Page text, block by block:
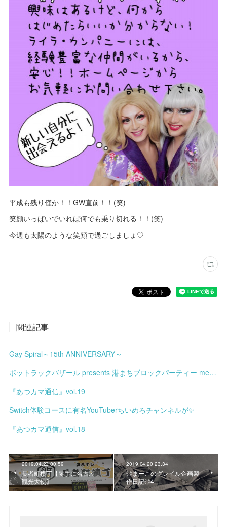
平成も残り僅か！！GW直前！！(笑)
笑顔いっぱいでいれば何でも乗り切れる！！(笑)
今週も太陽のような笑顔で過ごしましょ♡
関連記事
Gay Spiral～15th ANNIVERSARY～
ポットラックバザール presents 港まちブロックパーティー meets みなと土曜市
『あつカマ通信』vol.19
Switch体験コースに有名YouTuberちいめろチャンネルが✨
『あつカマ通信』vol.18
2019.04.23 00:59
長者町横丁【勝手に名古屋
観光大使】
2019.04.20 23:34
◎まーこのグレイル企画製
作日記◎4